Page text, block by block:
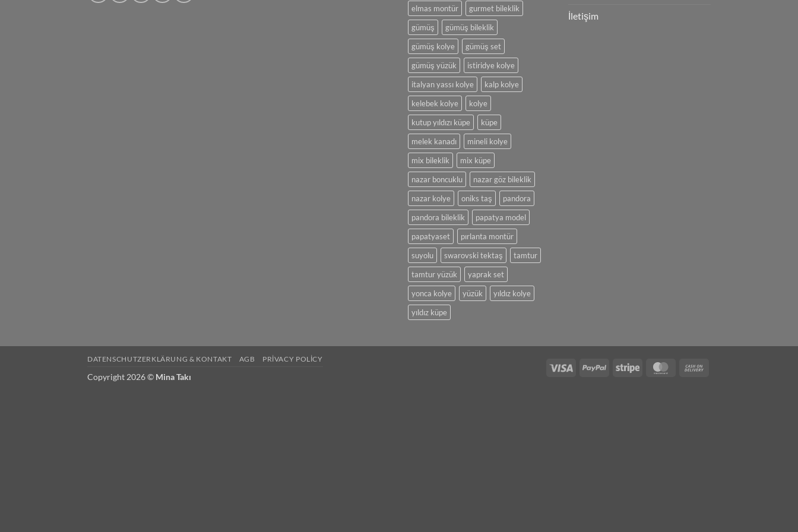
elmas montür
gurmet bileklik
gümüş
gümüş bileklik
gümüş kolye
gümüş set
gümüş yüzük
istiridye kolye
italyan yassı kolye
kalp kolye
kelebek kolye
kolye
kutup yıldızı küpe
küpe
melek kanadı
mineli kolye
mix bileklik
mix küpe
nazar boncuklu
nazar göz bileklik
nazar kolye
oniks taş
pandora
pandora bileklik
papatya model
papatyaset
pırlanta montür
suyolu
swarovski tektaş
tamtur
tamtur yüzük
yaprak set
yonca kolye
yüzük
yıldız kolye
yıldız küpe
İletişim
Visa PayPal Stripe MasterCard
DATENSCHUTZERKLÄRUNG & KONTAKT AGB PRIVACY POLICY
Copyright 2026 © Mina Takı